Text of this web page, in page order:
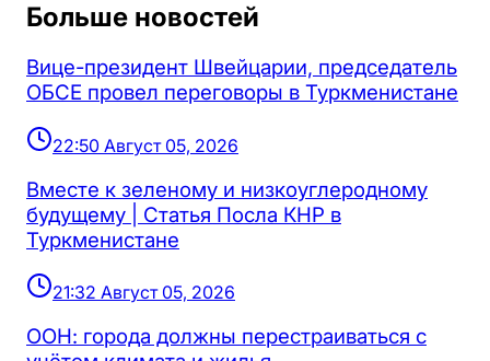
Больше новостей
Вице-президент Швейцарии, председатель
ОБСЕ провел переговоры в Туркменистане
22:50 Август 05, 2026
Вместе к зеленому и низкоуглеродному
будущему | Статья Посла КНР в
Туркменистане
21:32 Август 05, 2026
ООН: города должны перестраиваться с